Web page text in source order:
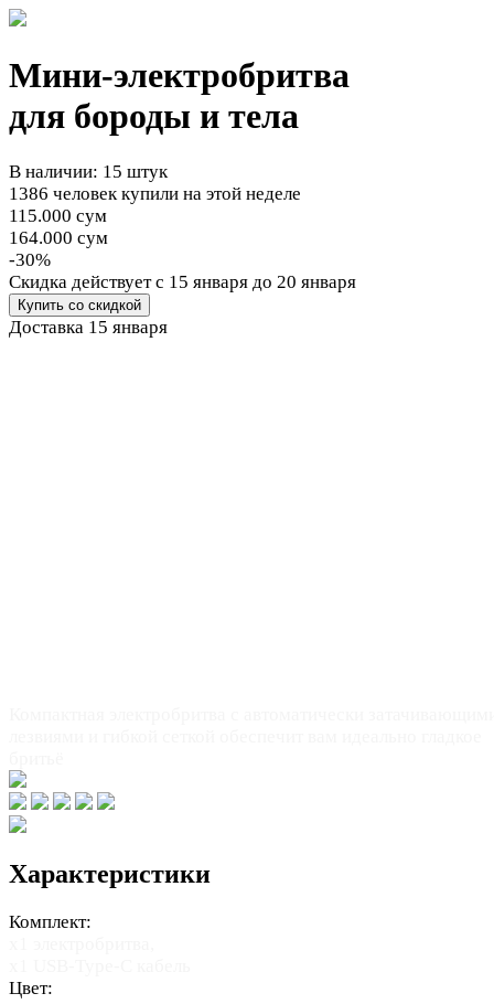
Мини-электробритва
для бороды и тела
В наличии: 15 штук
1386 человек купили на этой неделе
115.000 сум
164.000 сум
-30%
Cкидка действуетс 15 января до 20 января
Купить со скидкой
Доставка 15 января
Характеристики
Комплект:
Цвет: